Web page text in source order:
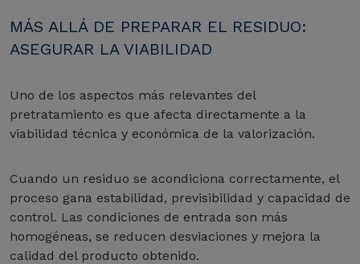
MÁS ALLÁ DE PREPARAR EL RESIDUO:
ASEGURAR LA VIABILIDAD
Uno de los aspectos más relevantes del
pretratamiento es que afecta directamente a la
viabilidad técnica y económica de la valorización.
Cuando un residuo se acondiciona correctamente, el
proceso gana estabilidad, previsibilidad y capacidad de
control. Las condiciones de entrada son más
homogéneas, se reducen desviaciones y mejora la
calidad del producto obtenido.